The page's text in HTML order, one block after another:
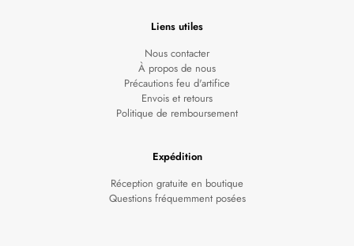
Liens utiles
Nous contacter
À propos de nous
Précautions feu d'artifice
Envois et retours
Politique de remboursement
Expédition
Réception gratuite en boutique
Questions fréquemment posées